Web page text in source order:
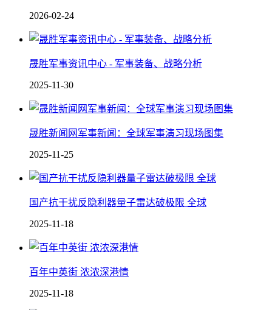
2026-02-24
晟胜军事资讯中心 - 军事装备、战略分析
2025-11-30
晟胜新闻网军事新闻：全球军事演习现场图集
2025-11-25
国产抗干扰反隐利器 量子雷达破极限 全球
2025-11-18
百年中英街 浓浓深港情
2025-11-18